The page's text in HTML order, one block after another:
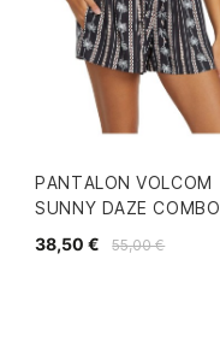
PANTALON VOLCOM
SUNNY DAZE COMBO
55,00 €
38,50 €